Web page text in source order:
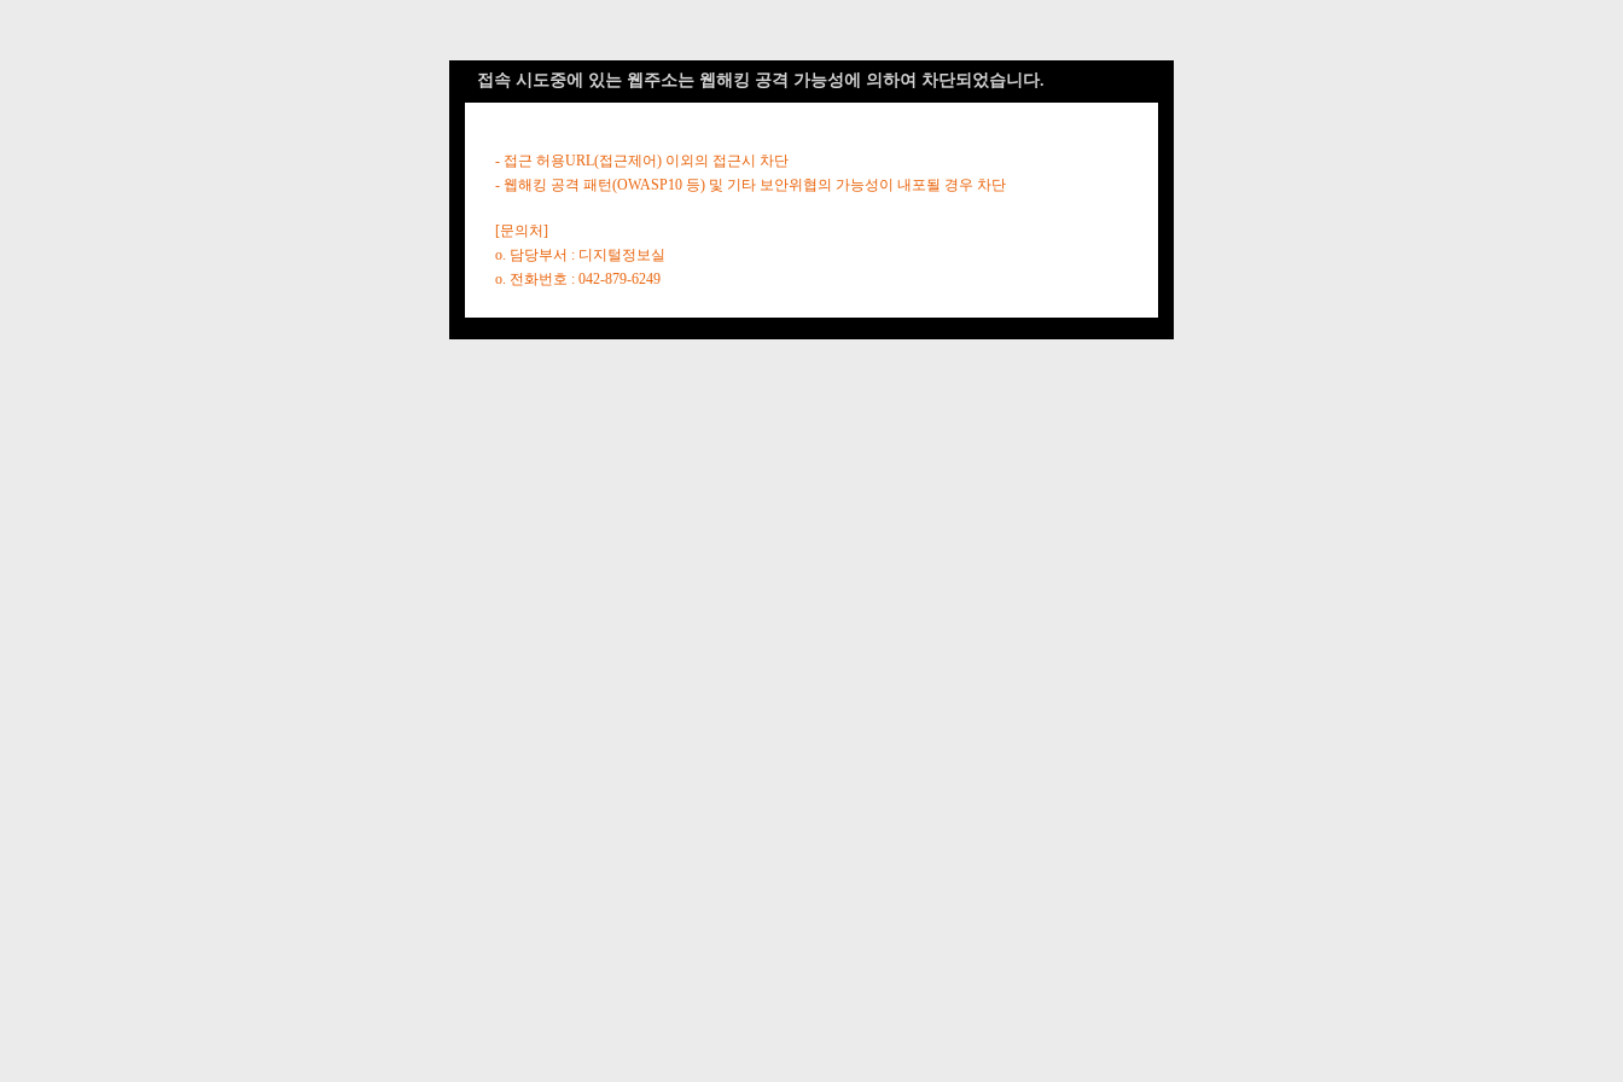
접속 시도중에 있는 웹주소는 웹해킹 공격 가능성에 의하여 차단되었습니다.
- 접근 허용URL(접근제어) 이외의 접근시 차단
- 웹해킹 공격 패턴(OWASP10 등) 및 기타 보안위협의 가능성이 내포될 경우 차단
[문의처]
o. 담당부서 : 디지털정보실
o. 전화번호 : 042-879-6249